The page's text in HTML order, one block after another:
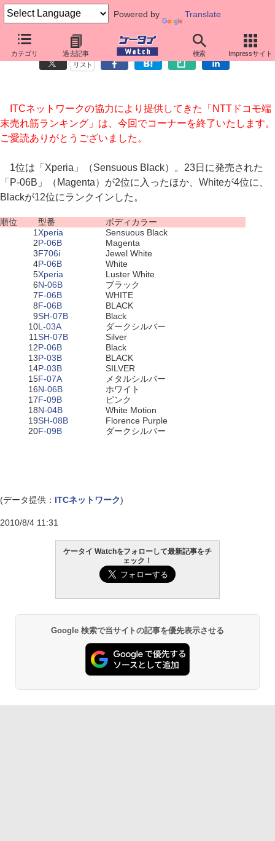
Powered by Translate
カテゴリ 過去記事 検索 Impressサイト
NTTドコモ端末売れ筋ランキング（7月22日～7月28日）
リスト
ITCネットワークの協力により提供してきた「NTTドコモ端
末売れ筋ランキング」は、今回でコーナーを終了いたします。
ご愛読ありがとうございました。
1位は「Xperia」（Sensuous Black）。23日に発売された
「P-06B」（Magenta）が2位に入ったほか、Whiteが4位に、
Blackが12位にランクインした。
順位 型番
ボディカラー
1Xperia
Sensuous Black
2P-06B
Magenta
3F706i
Jewel White
4P-06B
White
5Xperia
Luster White
6N-06B
ブラック
7F-06B
WHITE
8F-06B
BLACK
9SH-07B
Black
10L-03A
ダークシルバー
11SH-07B
Silver
12P-06B
Black
13P-03B
BLACK
14P-03B
SILVER
15F-07A
メタルシルバー
16N-06B
ホワイト
17F-09B
ピンク
18N-04B
White Motion
19SH-08B
Florence Purple
20F-09B ダークシルバー
(データ提供： ITCネットワーク)
2010/8/4 11:31
ケータイ Watchをフォローして最新記事をチ
ェック！
Google 検索で当サイトの記事を優先表示させる